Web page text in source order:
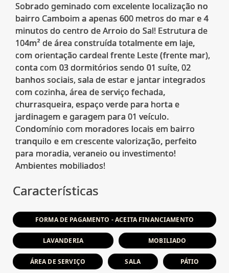
Sobrado geminado com excelente localização no
bairro Camboim a apenas 600 metros do mar e 4
minutos do centro de Arroio do Sal! Estrutura de
104m² de área construída totalmente em laje,
com orientação cardeal frente Leste (frente mar),
conta com 03 dormitórios sendo 01 suíte, 02
banhos sociais, sala de estar e jantar integrados
com cozinha, área de serviço fechada,
churrasqueira, espaço verde para horta e
jardinagem e garagem para 01 veículo.
Condomínio com moradores locais em bairro
tranquilo e em crescente valorização, perfeito
para moradia, veraneio ou investimento!
Características
FORMA DE PAGAMENTO - ACEITA FINANCIAMENTO
LAVANDERIA MOBILIADO
ÁREA DE SERVIÇO SALA PÁTIO